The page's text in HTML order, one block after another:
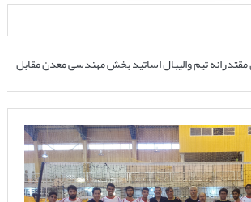
مقتدرانه تیم والیبال اساتید بخش مهندسی معدن مقابل